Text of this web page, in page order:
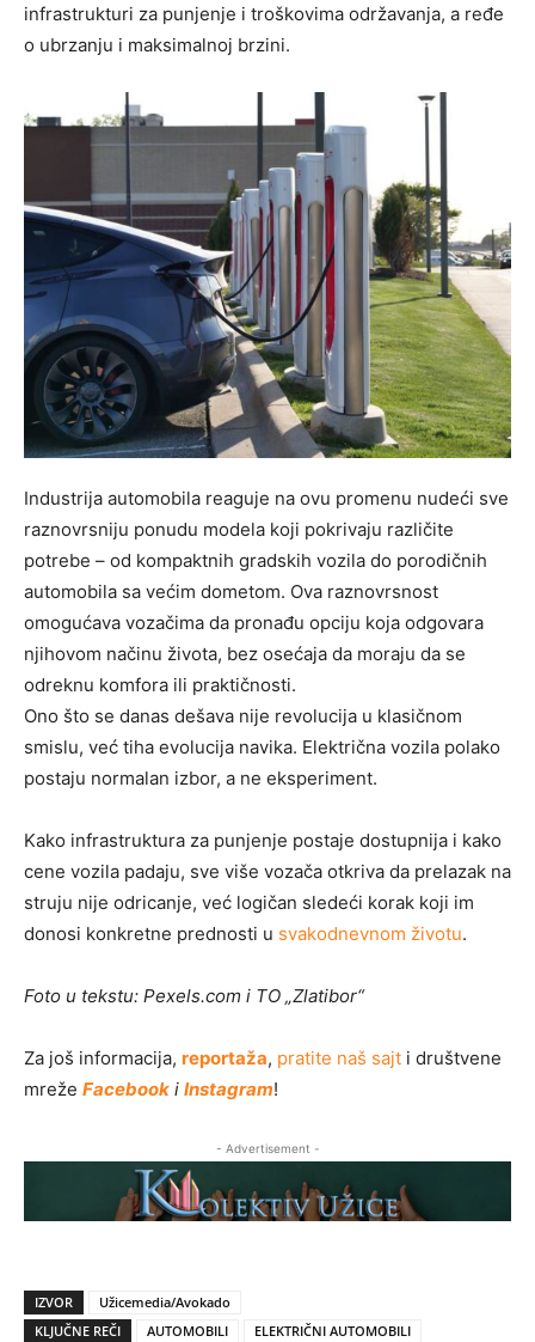
infrastrukturi za punjenje i troškovima održavanja, a ređe
o ubrzanju i maksimalnoj brzini.
Industrija automobila reaguje na ovu promenu nudeći sve
raznovrsniju ponudu modela koji pokrivaju različite
potrebe – od kompaktnih gradskih vozila do porodičnih
automobila sa većim dometom. Ova raznovrsnost
omogućava vozačima da pronađu opciju koja odgovara
njihovom načinu života, bez osećaja da moraju da se
odreknu komfora ili praktičnosti.
Ono što se danas dešava nije revolucija u klasičnom
smislu, već tiha evolucija navika. Električna vozila polako
postaju normalan izbor, a ne eksperiment.
Kako infrastruktura za punjenje postaje dostupnija i kako
cene vozila padaju, sve više vozača otkriva da prelazak na
struju nije odricanje, već logičan sledeći korak koji im
donosi konkretne prednosti u svakodnevnom životu.
Foto u tekstu: Pexels.com i TO „Zlatibor“
Za još informacija, reportaža, pratite naš sajt i društvene
mreže Facebook i Instagram!
- Advertisement -
IZVOR
Užicemedia/Avokado
KLJUČNE REČI
AUTOMOBILI
ELEKTRIČNI AUTOMOBILI